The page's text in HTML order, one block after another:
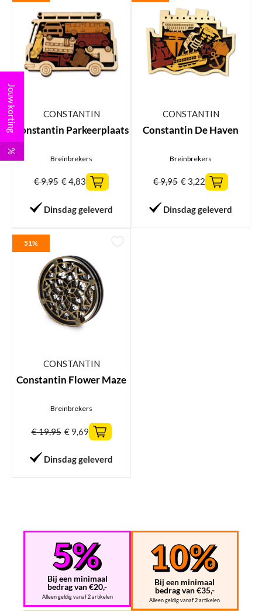
CONSTANTIN
Constantin Parkeerplaats
Breinbrekers
€9,95 €4,83
Dinsdag geleverd
CONSTANTIN
Constantin De Haven
Breinbrekers
€9,95 € 3,22
Dinsdag geleverd
51%
CONSTANTIN
Constantin Flower Maze
Breinbrekers
€19,95 €9,69
Dinsdag geleverd
Bij een minimaal
bedrag van €20,-
Alleen geldig vanaf 2 artikelen
Bij een minimaal
bedrag van €35,-
Alleen geldig vanaf 2 artikelen
Jouw korting
%